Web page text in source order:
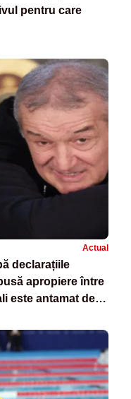
pentru care
Actual
declarațiile
apropiere între
este antamat de